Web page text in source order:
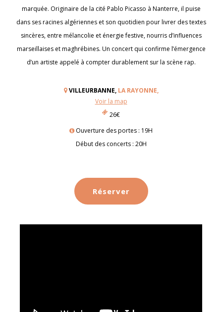
marquée. Originaire de la cité Pablo Picasso à Nanterre, il puise
dans ses racines algériennes et son quotidien pour livrer des textes
sincères, entre mélancolie et énergie festive, nourris d’influences
marseillaises et maghrébines. Un concert qui confirme l’émergence
d’un artiste appelé à compter durablement sur la scène rap.
VILLEURBANNE, LA RAYONNE,
Voir la map
26€
Ouverture des portes : 19H
Début des concerts : 20H
Réserver